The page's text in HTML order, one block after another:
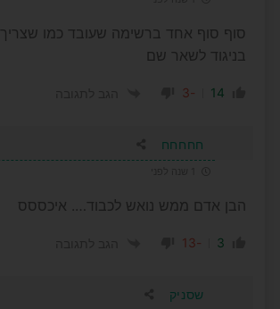
סוף סוף אחד ברשימה שעובד כמו שצריך
בניגוד לשאר שם
14
-3
חחחחח
הבן אדם ממש נואש לכבוד…. איכססס
3
-13
שסניק